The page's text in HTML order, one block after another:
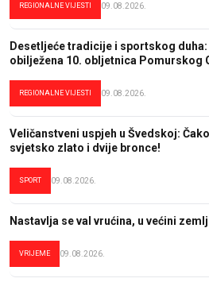
REGIONALNE VIJESTI 09.08.2026.
Desetljeće tradicije i sportskog duha:
obilježena 10. obljetnica Pomurskog
REGIONALNE VIJESTI 09.08.2026.
Veličanstveni uspjeh u Švedskoj:
svjetsko zlato i dvije bronce!
SPORT 09.08.2026.
Nastavlja se val vrućina, u većini
VRIJEME 09.08.2026.